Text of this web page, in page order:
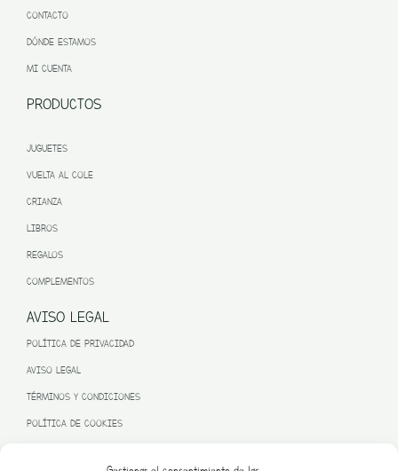
CONTACTO
DÓNDE ESTAMOS
MI CUENTA
PRODUCTOS
JUGUETES
VUELTA AL COLE
CRIANZA
LIBROS
REGALOS
COMPLEMENTOS
AVISO LEGAL
POLÍTICA DE PRIVACIDAD
AVISO LEGAL
TÉRMINOS Y CONDICIONES
POLÍTICA DE COOKIES